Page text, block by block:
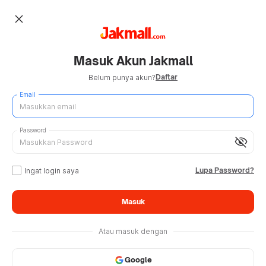
close
Masuk Akun Jakmall
Belum punya akun?Daftar
Email
visibility_off
Password
Ingat login saya Lupa Password?
Masuk
Atau masuk dengan
Google